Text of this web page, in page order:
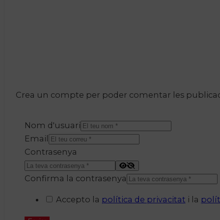
Crea un compte per poder comentar les
Nom d'usuari
Email
Contrasenya
Confirma la contrasenya
Accepto la política de privacitat i la